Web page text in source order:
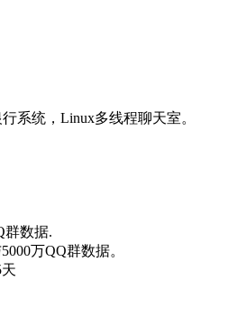
系统，Linux多线程聊天室。
群数据.
万QQ群数据。